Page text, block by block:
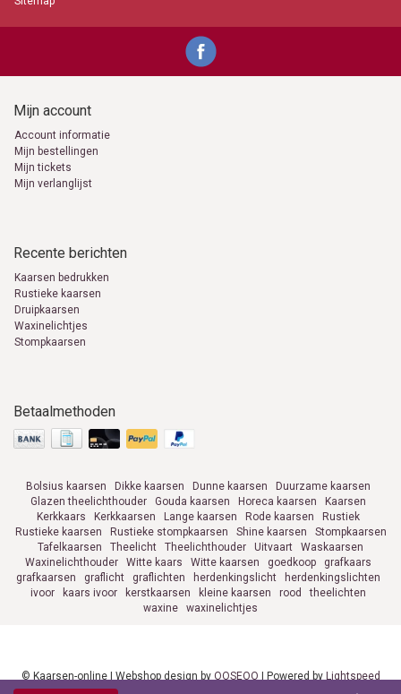
Mijn account
Account informatie
Mijn bestellingen
Mijn tickets
Mijn verlanglijst
Recente berichten
Kaarsen bedrukken
Rustieke kaarsen
Druipkaarsen
Waxinelichtjes
Stompkaarsen
Betaalmethoden
Bolsius kaarsen Dikke kaarsen Dunne kaarsen
Duurzame kaarsen
Glazen theelichthouder
Gouda kaarsen Horeca kaarsen
Kaarsen
Kerkkaars
Kerkkaarsen Lange kaarsen Rode kaarsen
Rustiek
Rustieke kaarsen
Rustieke stompkaarsen Shine kaarsen
Stompkaarsen
Tafelkaarsen
Theelicht Theelichthouder Uitvaart
Waskaarsen
Waxinelichthouder
Witte kaars Witte kaarsen goedkoop
grafkaars
grafkaarsen
graflicht graflichten herdenkingslicht
herdenkingslichten
ivoor
kaars ivoor kerstkaarsen kleine kaarsen rood
theelichten
waxine
waxinelichtjes
© Kaarsen-online | Webshop design by OOSEOO | Powered by Lightspeed